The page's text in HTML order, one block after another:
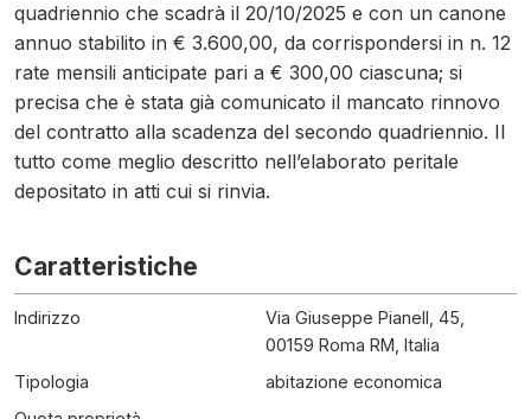
quadriennio che scadrà il 20/10/2025 e con un canone
annuo stabilito in € 3.600,00, da corrispondersi in n. 12
rate mensili anticipate pari a € 300,00 ciascuna; si
precisa che è stata già comunicato il mancato rinnovo
del contratto alla scadenza del secondo quadriennio. Il
tutto come meglio descritto nell’elaborato peritale
depositato in atti cui si rinvia.
Caratteristiche
Indirizzo
Via Giuseppe Pianell, 45,
00159 Roma RM, Italia
Tipologia
abitazione economica